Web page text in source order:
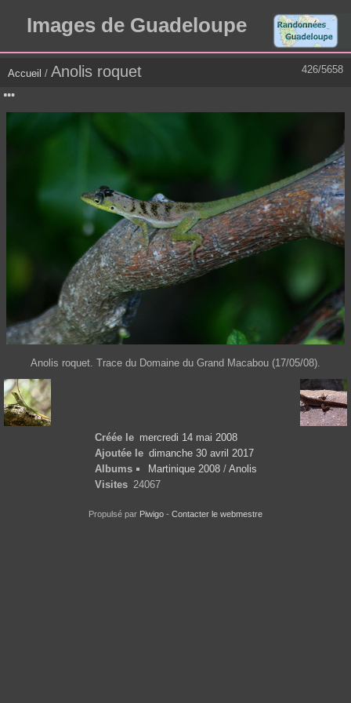
Images de Guadeloupe
426/5658
Accueil / Anolis roquet
Anolis roquet. Trace du Domaine du Grand Macabou (17/05/08).
Créée le mercredi 14 mai 2008
Ajoutée le dimanche 30 avril 2017
Albums
Martinique 2008/ Anolis
Visites 24067
Propulsé par Piwigo - Contacter le webmestre